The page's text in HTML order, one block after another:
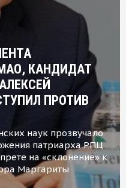
КАНДИДАТ
ПРОТИВ
наук прозвучало
патриарха РПЦ
на «склонение» к
Маргариты